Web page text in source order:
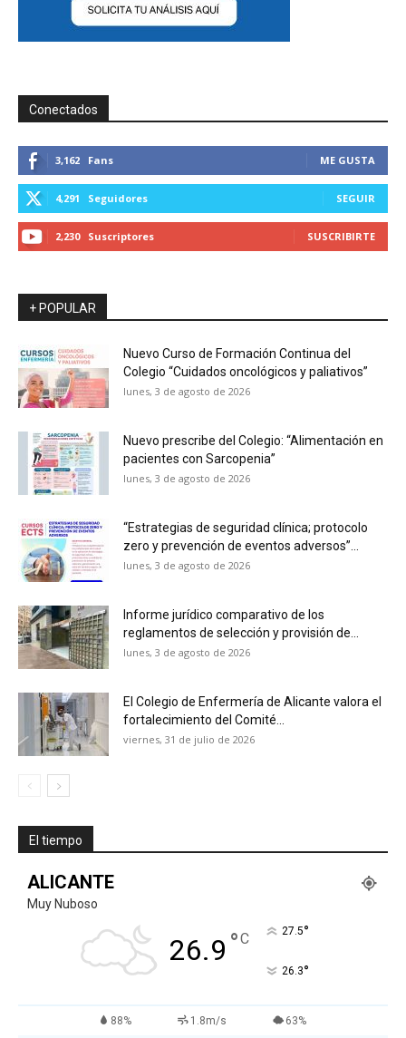
Conectados
3,162 Fans ME GUSTA
4,291 Seguidores SEGUIR
2,230 Suscriptores SUSCRIBIRTE
+ POPULAR
Nuevo Curso de Formación Continua del
Colegio “Cuidados oncológicos y paliativos”
lunes, 3 de agosto de 2026
Nuevo prescribe del Colegio: “Alimentación en
pacientes con Sarcopenia”
lunes, 3 de agosto de 2026
“Estrategias de seguridad clínica; protocolo
zero y prevención de eventos adversos”...
lunes, 3 de agosto de 2026
Informe jurídico comparativo de los
reglamentos de selección y provisión de...
lunes, 3 de agosto de 2026
El Colegio de Enfermería de Alicante valora el
fortalecimiento del Comité...
viernes, 31 de julio de 2026
El tiempo
ALICANTE
Muy Nuboso
26.9 °C 27.5°
26.3°
88% 1.8m/s 63%